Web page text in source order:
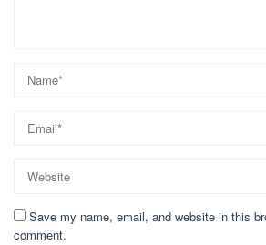
Save my name, email, and website in this
comment.